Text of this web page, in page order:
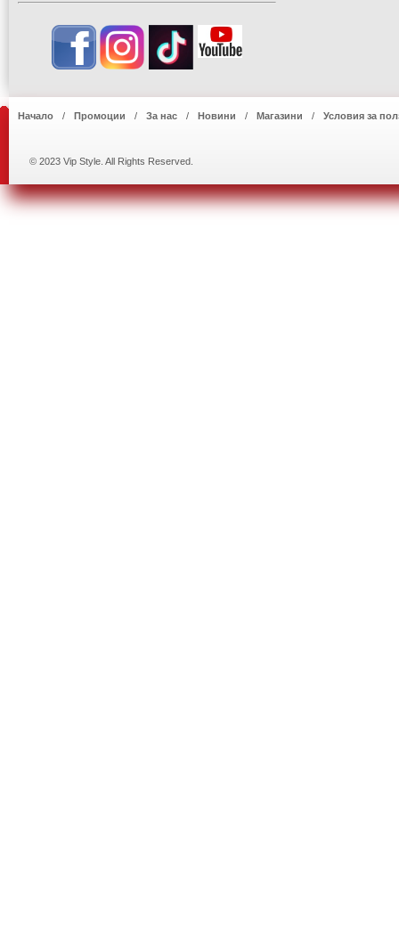
Начало Промоции За нас Новини Магазини Условия за
© 2023 Vip Style. All Rights Reserved.